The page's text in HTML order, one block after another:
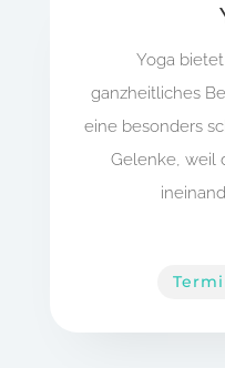
Yoga
ganzheitliches
eine besonders
Gelenke, weil